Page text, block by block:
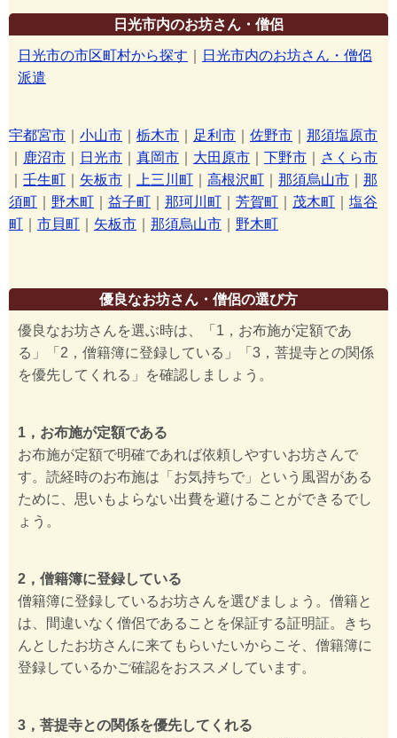
日光市内のお坊さん・僧侶
日光市の市区町村から探す
日光市内のお坊さん・僧侶
派遣
宇都宮市 小山市 栃木市 足利市 佐野市
那須塩原市
鹿沼市 日光市 真岡市 大田原市 下野市
さくら市
壬生町 矢板市 上三川町 高根沢町 那須烏山市
那
須町
野木町 益子町 那珂川町 芳賀町 茂木町
塩谷
町
市貝町 矢板市 那須烏山市 野木町
優良なお坊さん・僧侶の選び方
優良なお坊さんを選ぶ時は、「1，お布施が定額であ
る」「2，僧籍簿に登録している」「3，菩提寺との関係
を優先してくれる」を確認しましょう。
1，お布施が定額である
お布施が定額で明確であれば依頼しやすいお坊さんで
す。読経時のお布施は「お気持ちで」という風習がある
ために、思いもよらない出費を避けることができるでし
ょう。
2，僧籍簿に登録している
僧籍簿に登録しているお坊さんを選びましょう。僧籍と
は、間違いなく僧侶であることを保証する証明証。きち
んとしたお坊さんに来てもらいたいからこそ、僧籍簿に
登録しているかご確認をおススメしています。
3，菩提寺との関係を優先してくれる